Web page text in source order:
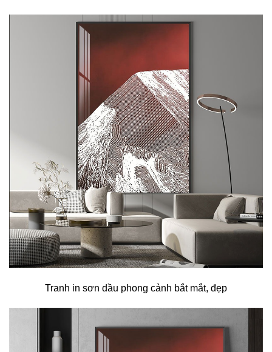
Tranh in sơn dầu phong cảnh bắt mắt, đẹp